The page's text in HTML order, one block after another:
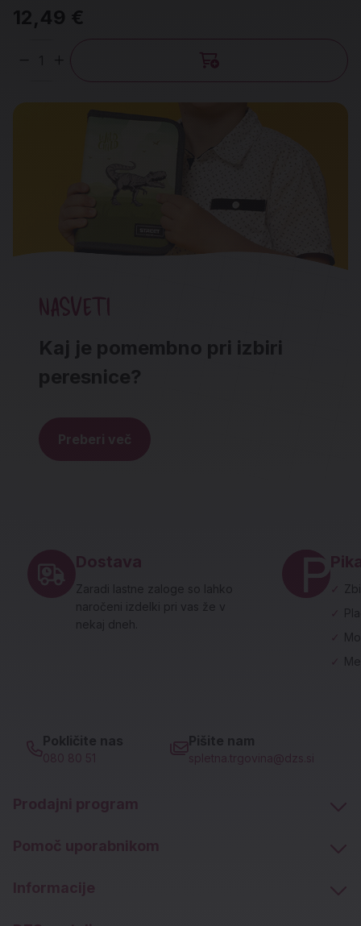
12,49 €
Količina
NASVETI
Kaj je pomembno pri izbiri
peresnice?
Preberi več
Dostava
Zaradi lastne zaloge so lahko
naročeni izdelki pri vas že v
nekaj dneh.
Pokličite nas
080 80 51
Pišite nam
spletna.trgovina@dzs.si
Prodajni program
Pomoč uporabnikom
Informacije